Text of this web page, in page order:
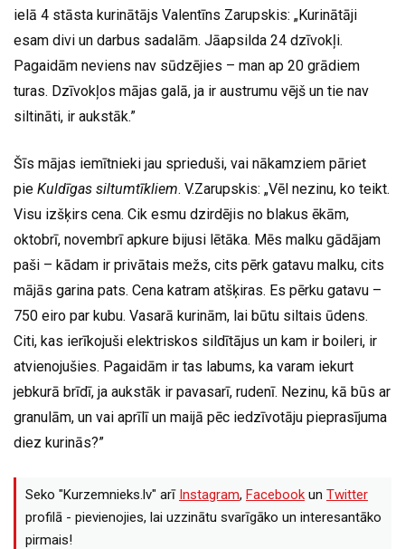
ielā 4 stāsta kurinātājs Valentīns Zarupskis: „Kurinātāji
esam divi un darbus sadalām. Jāapsilda 24 dzīvokļi.
Pagaidām neviens nav sūdzējies – man ap 20 grādiem
turas. Dzīvokļos mājas galā, ja ir austrumu vējš un tie nav
siltināti, ir aukstāk.”
Šīs mājas iemītnieki jau sprieduši, vai nākamziem pāriet
pie Kuldīgas siltumtīkliem. V.Zarupskis: „Vēl nezinu, ko teikt.
Visu izšķirs cena. Cik esmu dzirdējis no blakus ēkām,
oktobrī, novembrī apkure bijusi lētāka. Mēs malku gādājam
paši – kādam ir privātais mežs, cits pērk gatavu malku, cits
mājās garina pats. Cena katram atšķiras. Es pērku gatavu –
750 eiro par kubu. Vasarā kurinām, lai būtu siltais ūdens.
Citi, kas ierīkojuši elektriskos sildītājus un kam ir boileri, ir
atvienojušies. Pagaidām ir tas labums, ka varam iekurt
jebkurā brīdī, ja aukstāk ir pavasarī, rudenī. Nezinu, kā būs ar
granulām, un vai aprīlī un maijā pēc iedzīvotāju pieprasījuma
diez kurinās?”
Seko "Kurzemnieks.lv" arī Instagram, Facebook un Twitter
profilā - pievienojies, lai uzzinātu svarīgāko un interesantāko
pirmais!